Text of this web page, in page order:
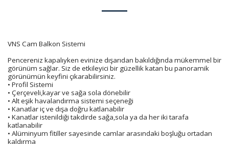
VNS Cam Balkon Sistemi
Pencereniz kapalıyken evinize dışarıdan bakıldığında mükemmel bir
görünüm sağlar. Siz de etkileyici bir güzellik katan bu panoramik
görünümün keyfini çıkarabilirsiniz.
• Profil Sistemi
• Çerçeveli,kayar ve sağa sola dönebilir
• Alt eşik havalandırma sistemi seçeneği
• Kanatlar iç ve dışa doğru katlanabilir
• Kanatlar istenildiği takdirde sağa,sola ya da her iki tarafa
katlanabilir
• Alüminyum fitiller sayesinde camlar arasındaki boşluğu ortadan
kaldırma